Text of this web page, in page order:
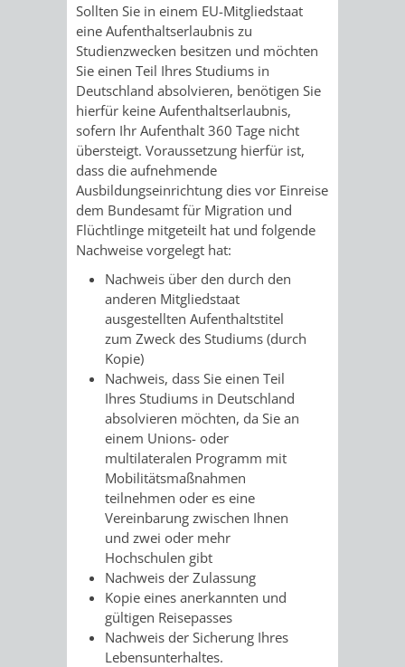
Sollten Sie in einem EU-Mitgliedstaat
eine Aufenthaltserlaubnis zu
Studienzwecken besitzen und möchten
Sie einen Teil Ihres Studiums in
Deutschland absolvieren, benötigen Sie
hierfür keine Aufenthaltserlaubnis,
sofern Ihr Aufenthalt 360 Tage nicht
übersteigt. Voraussetzung hierfür ist,
dass die aufnehmende
Ausbildungseinrichtung dies vor Einreise
dem Bundesamt für Migration und
Flüchtlinge mitgeteilt hat und folgende
Nachweise vorgelegt hat:
Nachweis über den durch den
anderen Mitgliedstaat
ausgestellten Aufenthaltstitel
zum Zweck des Studiums (durch
Kopie)
Nachweis, dass Sie einen Teil
Ihres Studiums in Deutschland
absolvieren möchten, da Sie an
einem Unions- oder
multilateralen Programm mit
Mobilitätsmaßnahmen
teilnehmen oder es eine
Vereinbarung zwischen Ihnen
und zwei oder mehr
Hochschulen gibt
Nachweis der Zulassung
Kopie eines anerkannten und
gültigen Reisepasses
Nachweis der Sicherung Ihres
Lebensunterhaltes.